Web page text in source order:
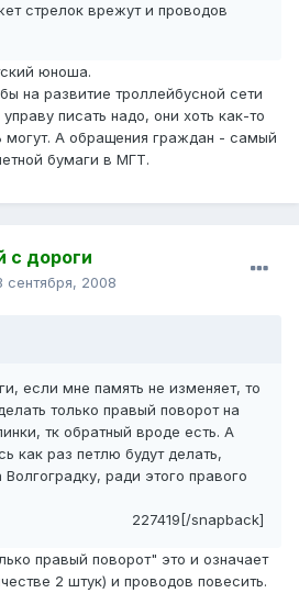
стрелок врежут и проводов
юноша.
на развитие троллейбусной сети
писать надо, они хоть как-то
могут. А обращения граждан - самый
бумаги в МГТ.
с дороги
сентября, 2008
если мне память не изменяет, то
только правый поворот на
тк обратный вроде есть. А
как раз петлю будут делать,
ради этого правого
227419[/snapback]
правый поворот" это и означает
2 штук) и проводов повесить.